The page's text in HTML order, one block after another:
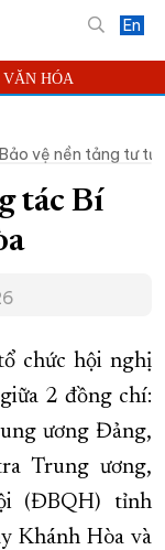
En
VĂN HÓA
ĐỌC PHÓNG SỰ
ONLINE
TỈNH KHÁNH HÒA
PHỐ TRỰC THUỘC
Bảo vệ nền tảng tư
tác Bí
chức hội nghị
2 đồng chí:
ương Đảng,
Trung ương,
(ĐBQH) tỉnh
Khánh Hòa và